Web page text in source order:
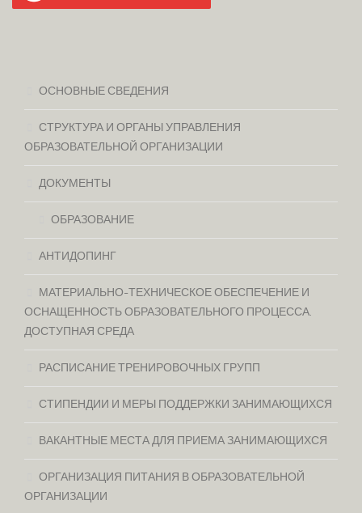
ОСНОВНЫЕ СВЕДЕНИЯ
СТРУКТУРА И ОРГАНЫ УПРАВЛЕНИЯ
ОБРАЗОВАТЕЛЬНОЙ ОРГАНИЗАЦИИ
ДОКУМЕНТЫ
ОБРАЗОВАНИЕ
АНТИДОПИНГ
МАТЕРИАЛЬНО-ТЕХНИЧЕСКОЕ ОБЕСПЕЧЕНИЕ И
ОСНАЩЕННОСТЬ ОБРАЗОВАТЕЛЬНОГО ПРОЦЕССА.
ДОСТУПНАЯ СРЕДА
РАСПИСАНИЕ ТРЕНИРОВОЧНЫХ ГРУПП
СТИПЕНДИИ И МЕРЫ ПОДДЕРЖКИ ЗАНИМАЮЩИХСЯ
ВАКАНТНЫЕ МЕСТА ДЛЯ ПРИЕМА ЗАНИМАЮЩИХСЯ
ОРГАНИЗАЦИЯ ПИТАНИЯ В ОБРАЗОВАТЕЛЬНОЙ
ОРГАНИЗАЦИИ